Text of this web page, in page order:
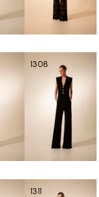
1308
1311